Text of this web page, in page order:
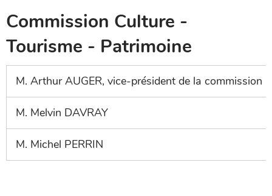
Commission Culture -
Tourisme - Patrimoine
M. Arthur AUGER, vice-président de la commission
M. Melvin DAVRAY
M. Michel PERRIN